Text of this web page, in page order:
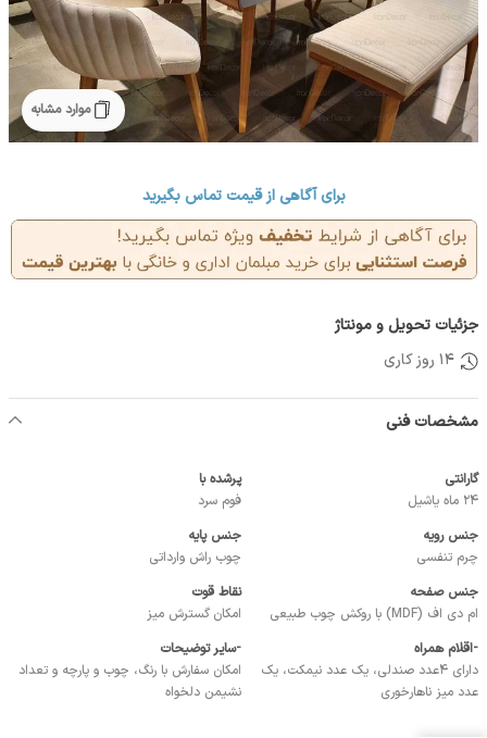
موارد مشابه
برای آگاهی از قیمت تماس بگیرید
جزئیات تحویل و مونتاژ
14 روز کاری
مشخصات فنی
گارانتی
24 ماه یاشیل
پرشده با
فوم سرد
جنس رویه
چرم تنفسی
جنس پایه
چوب راش وارداتی
جنس صفحه
ام دی اف (MDF) با روکش چوب طبیعی
نقاط قوت
امکان گسترش میز
-اقلام همراه
دارای 4عدد صندلی، یک عدد نیمکت، یک
عدد میز ناهارخوری
-ساير توضيحات
امکان سفارش با رنگ، چوب و پارچه و تعداد
نشیمن دلخواه